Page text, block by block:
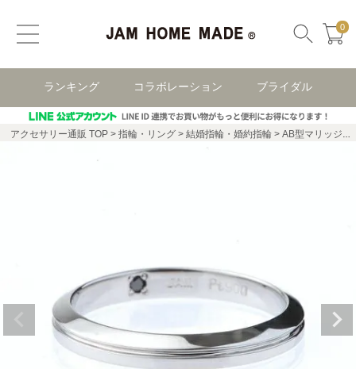
0
ランキング コラボレーション ブライダル
アクセサリー通販 TOP 指輪・リング 結婚指輪・婚約指輪 AB型マリッジリングS-NEWTYPE-/結婚指輪・マリッジリング